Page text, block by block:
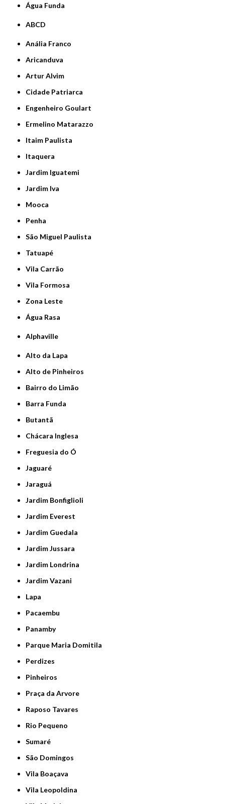
Água Funda
ABCD
Anália Franco
Aricanduva
Artur Alvim
Cidade Patriarca
Engenheiro Goulart
Ermelino Matarazzo
Itaim Paulista
Itaquera
Jardim Iguatemi
Jardim Iva
Mooca
Penha
São Miguel Paulista
Tatuapé
Vila Carrão
Vila Formosa
Zona Leste
Água Rasa
Alphaville
Alto da Lapa
Alto de Pinheiros
Bairro do Limão
Barra Funda
Butantã
Chácara Inglesa
Freguesia do Ó
Jaguaré
Jaraguá
Jardim Bonfiglioli
Jardim Everest
Jardim Guedala
Jardim Jussara
Jardim Londrina
Jardim Vazani
Lapa
Pacaembu
Panamby
Parque Maria Domitila
Perdizes
Pinheiros
Praça da Arvore
Raposo Tavares
Rio Pequeno
Sumaré
São Domingos
Vila Boaçava
Vila Leopoldina